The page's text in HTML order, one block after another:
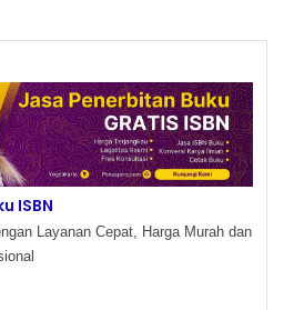
ISBN
Layanan Cepat, Harga Murah dan